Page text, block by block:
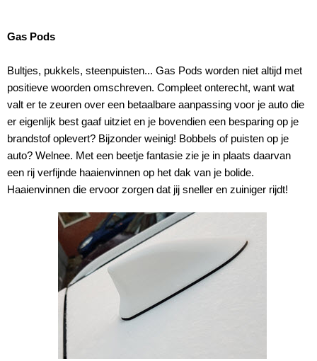
Gas Pods
Bultjes, pukkels, steenpuisten... Gas Pods worden niet altijd met
positieve woorden omschreven. Compleet onterecht, want wat
valt er te zeuren over een betaalbare aanpassing voor je auto die
er eigenlijk best gaaf uitziet en je bovendien een besparing op je
brandstof oplevert? Bijzonder weinig! Bobbels of puisten op je
auto? Welnee. Met een beetje fantasie zie je in plaats daarvan
een rij verfijnde haaienvinnen op het dak van je bolide.
Haaienvinnen die ervoor zorgen dat jij sneller en zuiniger rijdt!